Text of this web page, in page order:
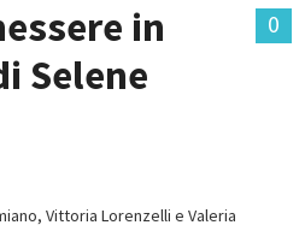
0
in
Selene
Vittoria Lorenzelli e Valeria